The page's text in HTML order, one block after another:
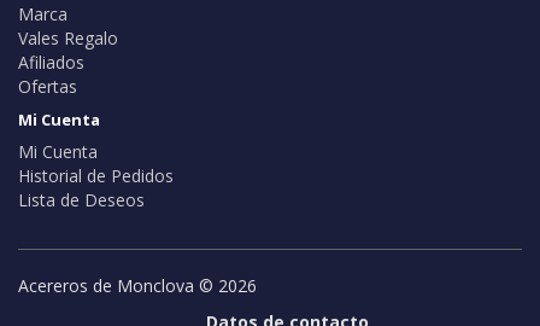
Marca
Vales Regalo
Afiliados
Ofertas
Mi Cuenta
Mi Cuenta
Historial de Pedidos
Lista de Deseos
Acereros de Monclova © 2026
Datos de contacto